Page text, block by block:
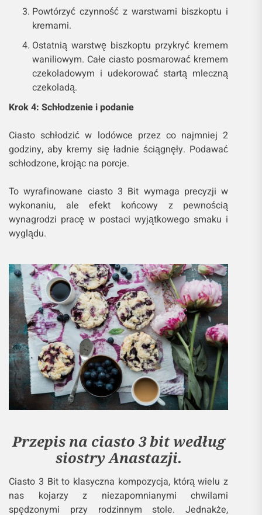
Powtórzyć czynność z warstwami biszkoptu i
kremami.
Ostatnią warstwę biszkoptu przykryć kremem
waniliowym. Całe ciasto posmarować kremem
czekoladowym i udekorować startą mleczną
czekoladą.
Krok 4: Schłodzenie i podanie
Ciasto schłodzić w lodówce przez co najmniej 2
godziny, aby kremy się ładnie ściągnęły. Podawać
schłodzone, krojąc na porcje.
To wyrafinowane ciasto 3 Bit wymaga precyzji w
wykonaniu, ale efekt końcowy z pewnością
wynagrodzi pracę w postaci wyjątkowego smaku i
wyglądu.
Przepis na ciasto 3 bit według
siostry Anastazji.
Ciasto 3 Bit to klasyczna kompozycja, którą wielu z
nas kojarzy z niezapomnianymi chwilami
spędzonymi przy rodzinnym stole. Jednakże,